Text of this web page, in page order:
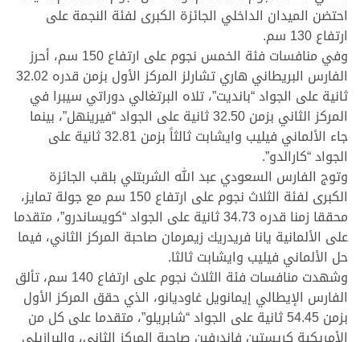
احتضن الميدان الداخلي الجائزة الكبرى لفئة النجمة على
ارتفاع 130 سم.
وفي منافسات فئة الخمس نجوم على ارتفاع 150 سم، أحرز
الفارس البريطاني هاري تشارلز المركز الأول بزمن قدره 32.02
ثانية على الجواد “بانديت”، تلاه البرتغالي دوراتي سيبرا في
المركز الثاني بزمن 32.50 ثانية على الجواد “فيرينهل”، بينما
جاء الألماني فيليب وايشابت ثالثاً بزمن 32.81 ثانية على
الجواد “كارالدو”.
وتوج الفارس السعودي عبد الله الشربتلي بلقب الجائزة
الكبرى لفئة الثلاث نجوم على ارتفاع 150 سم مع جولة تمايز،
محققا زمنا قدره 34.73 ثانية على الجواد “كويساندرو”، متقدما
على الألمانية يانا فريدريك زيمرمان صاحبة المركز الثاني، فيما
حل الألماني فيليب وايشابت ثالثا.
وشهدت منافسات فئة الثلاث نجوم على ارتفاع 140 سم، تألق
الفارس الإيطالي إيمانويل غاوديانو، الذي حقق المركز الأول
بزمن 54.45 ثانية على الجواد “شابريلو”، متقدما على كل من